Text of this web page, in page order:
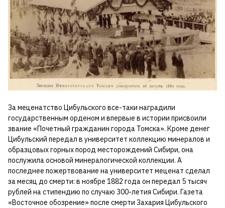
За меценатство Цибульского все-таки наградили
государственным орденом и впервые в истории присвоили
звание «Почетный гражданин города Томска». Кроме денег
Цибульский передал в университет коллекцию минералов и
образцовых горных пород месторождений Сибири, она
послужила основой минералогической коллекции. А
последнее пожертвование на университет меценат сделал
за месяц до смерти: в ноябре 1882 года он передал 5 тысяч
рублей на стипендию по случаю 300-летия Сибири. Газета
«Восточное обозрение» после смерти Захария Цибульского